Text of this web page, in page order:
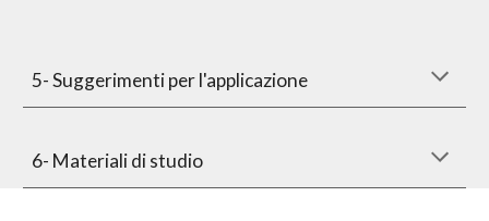
5- Suggerimenti per l'applicazione
6- Materiali di studio